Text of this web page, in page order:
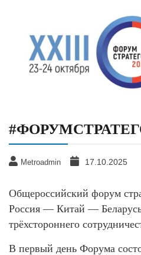
Metroadmin 17.10.2025
Общероссийский форум
Россия — Китай —
трёхстороннего
В первый день Форума